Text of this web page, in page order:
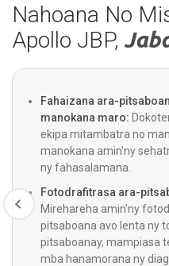
Nahoana No
Apollo JBP,
Fahaizana ara-
manokana maro:
ekipa mitambatra no
manokana amin'ny
ny fahasalamana.
Fotodrafitrasa ara-
Mirehareha amin'ny
pitsaboana avo lenta ny
pitsaboanay, mampiasa
mba hanamorana ny